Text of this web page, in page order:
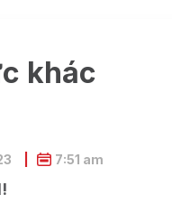
khác
7:51 am